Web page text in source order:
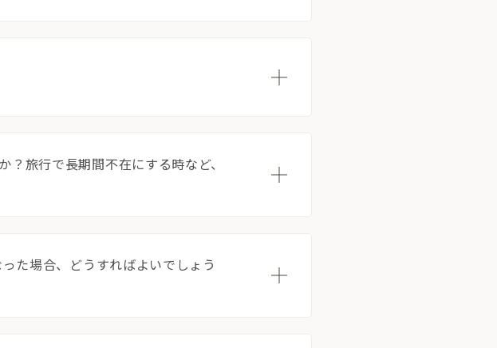
Copyright © GROOVE X, Inc.
旅行で長期間不在にする時など、
た場合、どうすればよいでしょう